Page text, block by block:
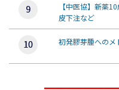
【中医協】新薬
皮下注など
初発膠芽腫へのメ